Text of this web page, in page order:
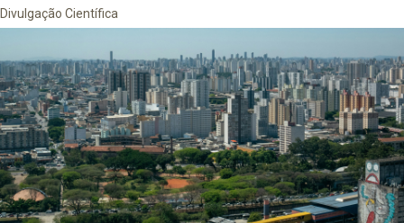
Divulgação Científica